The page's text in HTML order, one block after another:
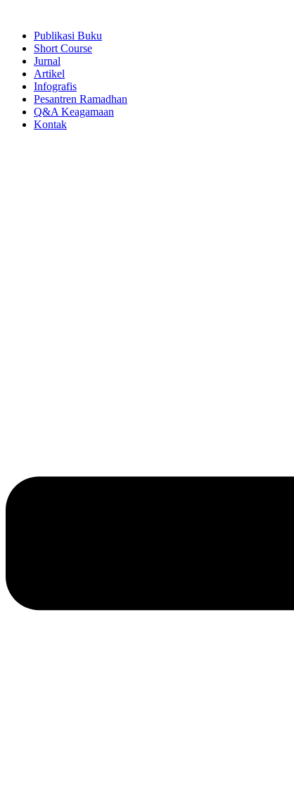
Publikasi Buku
Short Course
Jurnal
Artikel
Infografis
Pesantren Ramadhan
Q&A Keagamaan
Kontak